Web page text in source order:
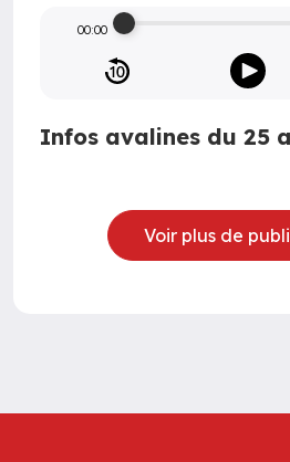
00:00
Infos avalines du 25
Voir plus de